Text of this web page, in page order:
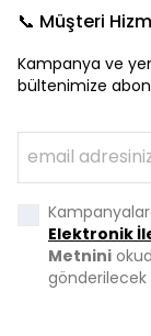
📞 Müşteri
Kampanya ve
bültenimize
Elektronik
Metnini